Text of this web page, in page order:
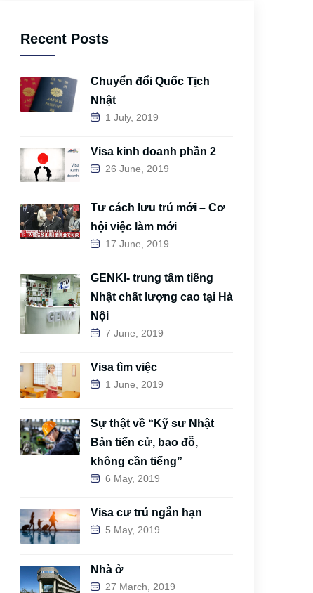
Recent Posts
Chuyển đổi Quốc Tịch
Nhật
1 July, 2019
Visa kinh doanh phần 2
26 June, 2019
Tư cách lưu trú mới – Cơ
hội việc làm mới
17 June, 2019
GENKI- trung tâm tiếng
Nhật chất lượng cao tại Hà
Nội
7 June, 2019
Visa tìm việc
1 June, 2019
Sự thật về “Kỹ sư Nhật
Bản tiến cử, bao đỗ,
không cần tiếng”
6 May, 2019
Visa cư trú ngắn hạn
5 May, 2019
Nhà ở
27 March, 2019